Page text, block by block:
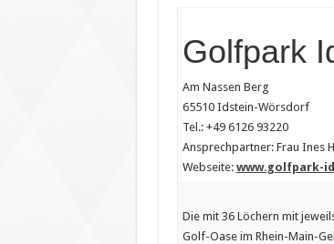
Golfpark
Am Nassen Berg
65510 Idstein-Wörsdorf
Tel.: +49 6126 93220
Ansprechpartner: Frau Ines
Webseite: www.golfpark-
Die mit 36 Löchern mit
Golf-Oase im Rhein-Main-